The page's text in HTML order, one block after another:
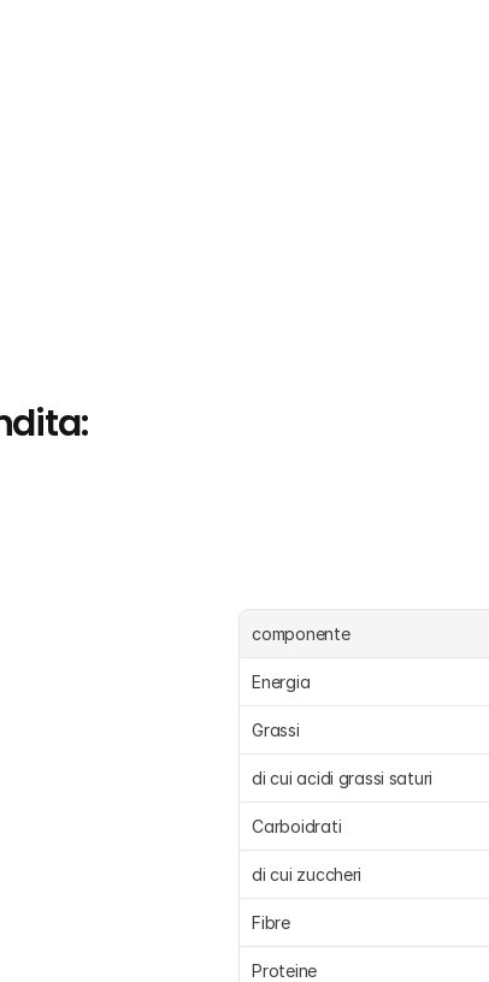
componente
Energia
Grassi
di cui acidi grassi saturi
Carboidrati
di cui zuccheri
Fibre
Proteine